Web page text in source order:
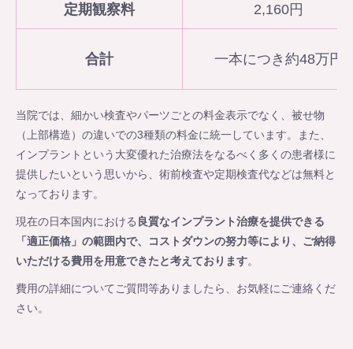
定期観察料 2,160円
合計 一本につき約48万円
当院では、細かい検査やパーツごとの料金表示でなく、被せ物
（上部構造）の違いでの3種類の料金に統一しています。また、
インプラントという大変優れた治療法をなるべく多くの患者様に
提供したいという思いから、術前検査や定期検査代などは無料と
なっております。
現在の日本国内における 良質なインプラント治療を提供できる
「適正価格」の範囲内で、コストダウンの努力等により、ご納得
いただける費用を用意できたと考えております。
費用の詳細についてご質問等ありましたら、お気軽にご連絡くだ
さい。